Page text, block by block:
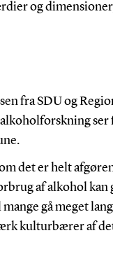
og
fra SDU og
det er helt
af alkohol kan
gå meget
kulturbærer af